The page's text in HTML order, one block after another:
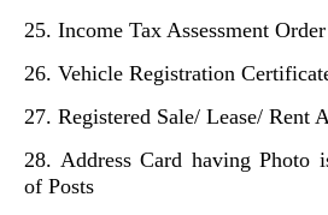
25. Income Tax Assessment Order
26. Vehicle Registration
27. Registered Sale/ Lease/ Rent
28. Address Card having Photo
of Posts